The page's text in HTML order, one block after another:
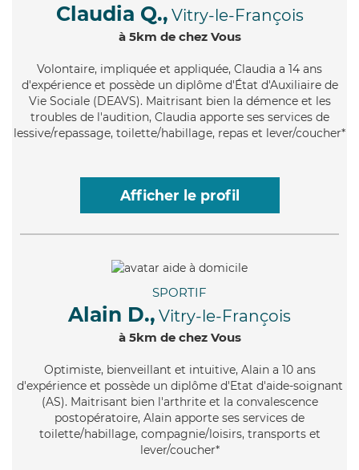
Claudia Q., Vitry-le-François
à 5km de chez Vous
Volontaire, impliquée et appliquée, Claudia a 14 ans
d'expérience et possède un diplôme d'État d'Auxiliaire de
Vie Sociale (DEAVS). Maitrisant bien la démence et les
troubles de l'audition, Claudia apporte ses services de
lessive/repassage, toilette/habillage, repas et lever/coucher*
Afficher le profil
SPORTIF
Alain D., Vitry-le-François
à 5km de chez Vous
Optimiste, bienveillant et intuitive, Alain a 10 ans
d'expérience et possède un diplôme d'Etat d'aide-soignant
(AS). Maitrisant bien l'arthrite et la convalescence
postopératoire, Alain apporte ses services de
toilette/habillage, compagnie/loisirs, transports et
lever/coucher*